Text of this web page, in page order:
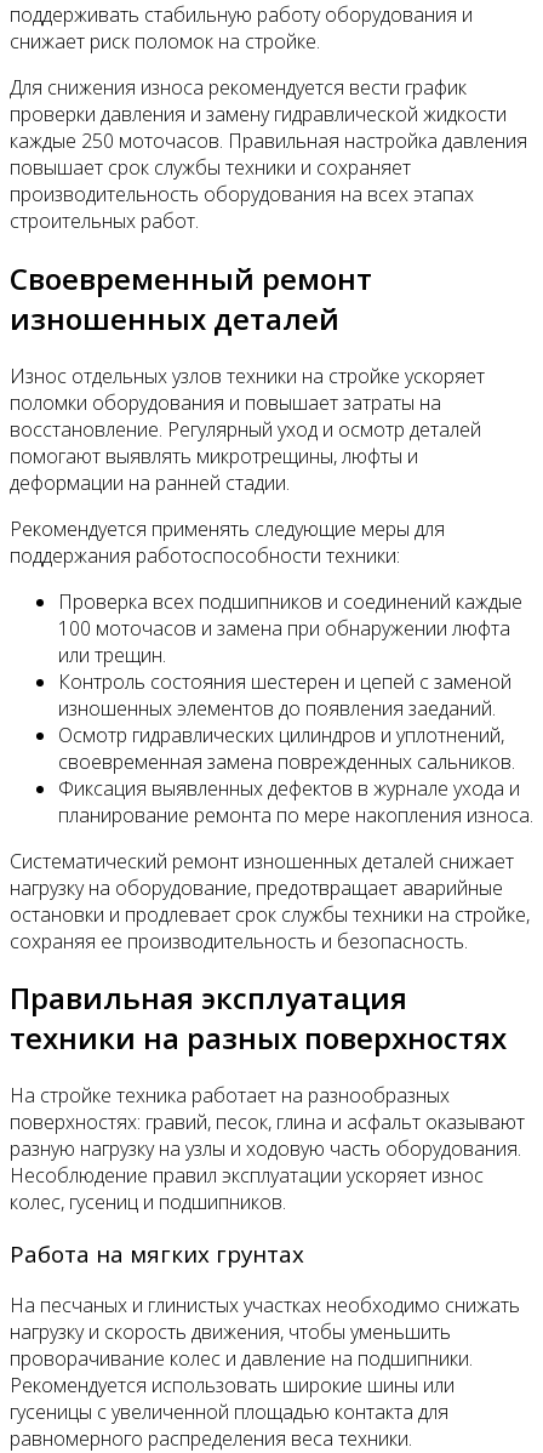
поддерживать стабильную работу оборудования и
снижает риск поломок на стройке.
Для снижения износа рекомендуется вести график
проверки давления и замену гидравлической жидкости
каждые 250 моточасов. Правильная настройка давления
повышает срок службы техники и сохраняет
производительность оборудования на всех этапах
строительных работ.
Своевременный ремонт
изношенных деталей
Износ отдельных узлов техники на стройке ускоряет
поломки оборудования и повышает затраты на
восстановление. Регулярный уход и осмотр деталей
помогают выявлять микротрещины, люфты и
деформации на ранней стадии.
Рекомендуется применять следующие меры для
поддержания работоспособности техники:
Проверка всех подшипников и соединений каждые
100 моточасов и замена при обнаружении люфта
или трещин.
Контроль состояния шестерен и цепей с заменой
изношенных элементов до появления заеданий.
Осмотр гидравлических цилиндров и уплотнений,
своевременная замена поврежденных сальников.
Фиксация выявленных дефектов в журнале ухода и
планирование ремонта по мере накопления износа.
Систематический ремонт изношенных деталей снижает
нагрузку на оборудование, предотвращает аварийные
остановки и продлевает срок службы техники на стройке,
сохраняя ее производительность и безопасность.
Правильная эксплуатация
техники на разных поверхностях
На стройке техника работает на разнообразных
поверхностях: гравий, песок, глина и асфальт оказывают
разную нагрузку на узлы и ходовую часть оборудования.
Несоблюдение правил эксплуатации ускоряет износ
колес, гусениц и подшипников.
Работа на мягких грунтах
На песчаных и глинистых участках необходимо снижать
нагрузку и скорость движения, чтобы уменьшить
проворачивание колес и давление на подшипники.
Рекомендуется использовать широкие шины или
гусеницы с увеличенной площадью контакта для
равномерного распределения веса техники.